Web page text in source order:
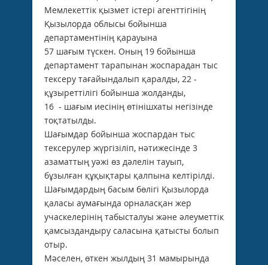
Мемлекеттік қызмет істері агенттігінің
Қызылорда облысы бойынша
департаментінің қарауына
57 шағым түскен. Оның 19 бойынша
департамент тарапынан жоспарадан тыс
тексеру тағайындалып қаралды, 22 -
құзыреттілігі бойынша жолданды,
16 - шағым иесінің өтінішхаты негізінде
тоқтатылды.
Шағымдар бойынша жоспардан тыс
тексерулер жүргізіліп, нәтижесінде 3
азаматтың уәжі өз дәлелін тауып,
бұзылған құқықтары қалпына келтірілді.
Шағымдардың басым бөлігі Қызылорда
қаласы аумағында орналасқан жер
учаскелерінің табысталуы және әлеуметтік
қамсыздандыру саласына қатысты болып
отыр.
Мәселен, өткен жылдың 31 мамырында